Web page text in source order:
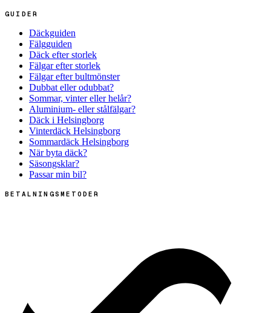
GUIDER
Däckguiden
Fälgguiden
Däck efter storlek
Fälgar efter storlek
Fälgar efter bultmönster
Dubbat eller odubbat?
Sommar, vinter eller helår?
Aluminium- eller stålfälgar?
Däck i Helsingborg
Vinterdäck Helsingborg
Sommardäck Helsingborg
När byta däck?
Säsongsklar?
Passar min bil?
BETALNINGSMETODER